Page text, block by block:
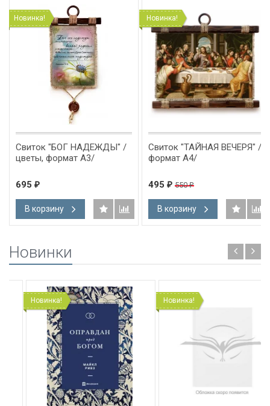
Новинка!
Свиток "БОГ НАДЕЖДЫ" /
цветы, формат А3/
695 ₽
В корзину
Новинка!
Свиток "ТАЙНАЯ ВЕЧЕРЯ" /
формат А4/
495 ₽ 550₽
В корзину
Новинки
Новинка! Новинка!